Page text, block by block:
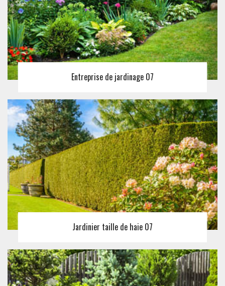
Entreprise de jardinage 07
Jardinier taille de haie 07